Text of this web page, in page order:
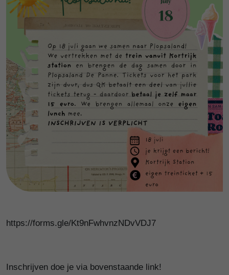
https://forms.gle/Kt9nFwhvnzNDvVDJ7
Inschrijven doe je via bovenstaande link!